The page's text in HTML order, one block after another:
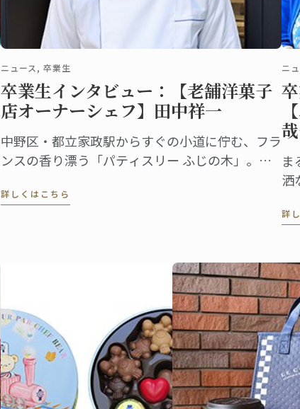
ニュース, 卒業生
卒業生インタビュー：【老舗洋菓子
店オーナーシェフ】田中祥一
中野区・都立家政駅からすぐの小道に佇む、フラ
ンスの香り漂う「パティスリー ふじの木」。前
で、和菓子、洋菓子、喫茶と時代に合わせて進化
詳しくはこちら
ニ
ま
洒
a
参
す
詳